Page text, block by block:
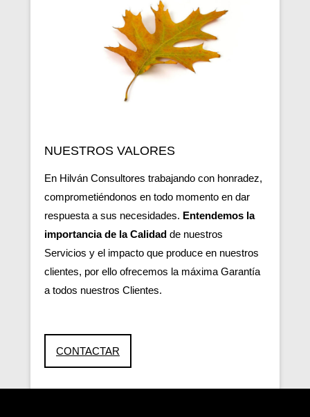
NUESTROS VALORES
En Hilván Consultores trabajando con honradez,
comprometiéndonos en todo momento en dar
respuesta a sus necesidades. Entendemos la
importancia de la Calidad de nuestros
Servicios y el impacto que produce en nuestros
clientes, por ello ofrecemos la máxima Garantía
a todos nuestros Clientes.
CONTACTAR